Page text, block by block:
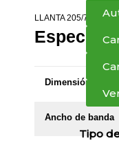
Tipo
LLANTA 205/70R14
Dimensión
Ancho de banda